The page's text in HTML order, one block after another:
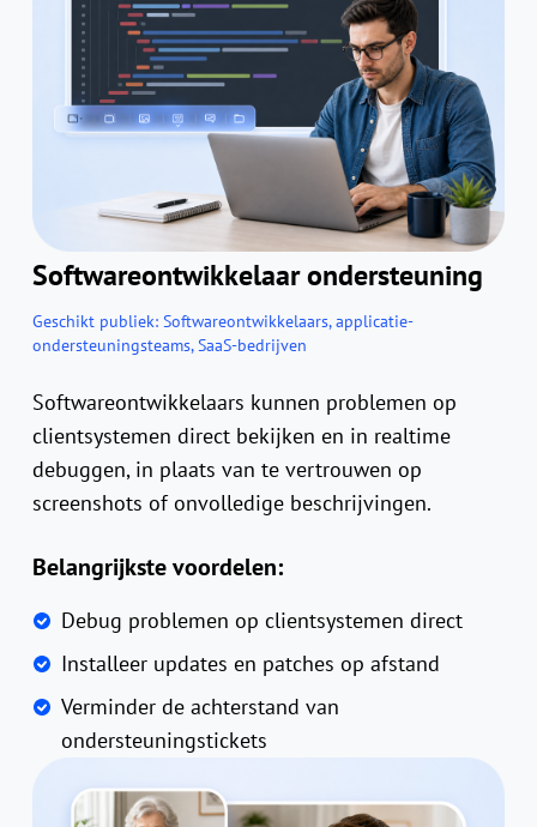
Softwareontwikkelaar ondersteuning
Geschikt publiek:Softwareontwikkelaars, applicatie-
ondersteuningsteams, SaaS-bedrijven
Softwareontwikkelaars kunnen problemen op
clientsystemen direct bekijken en in realtime
debuggen, in plaats van te vertrouwen op
screenshots of onvolledige beschrijvingen.
Belangrijkste voordelen:
Debug problemen op clientsystemen direct
Installeer updates en patches op afstand
Verminder de achterstand van
ondersteuningstickets